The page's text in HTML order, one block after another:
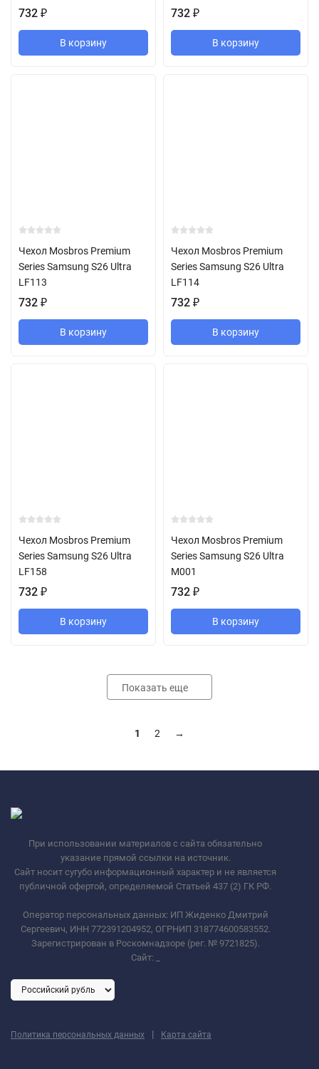
732 ₽
В корзину
732 ₽
В корзину
Чехол Mosbros Premium
Series Samsung S26 Ultra
LF113
732 ₽
В корзину
Чехол Mosbros Premium
Series Samsung S26 Ultra
LF114
732 ₽
В корзину
Чехол Mosbros Premium
Series Samsung S26 Ultra
LF158
732 ₽
В корзину
Чехол Mosbros Premium
Series Samsung S26 Ultra
M001
732 ₽
В корзину
Показать еще
1 2 →
При использовании материалов с сайта обязательно
указание прямой ссылки на источник.
Сайт носит сугубо информационный характер и не является
публичной офертой, определяемой Статьей 437 (2) ГК РФ.
Оператор персональных данных: ИП Жиденко Дмитрий
Сергеевич, ИНН 772391204952, ОГРНИП 318774600583552.
Зарегистрирован в Роскомнадзоре (рег. № 9721825).
Сайт:
Политика персональных данных | Карта сайта